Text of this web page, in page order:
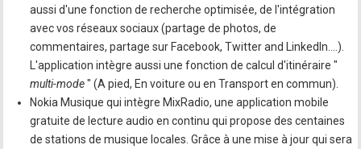
aussi d'une fonction de recherche optimisée, de l'intégration
avec vos réseaux sociaux (partage de photos, de
commentaires, partage sur Facebook, Twitter and LinkedIn….).
L'application intègre aussi une fonction de calcul d'itinéraire "
multi-mode" (A pied, En voiture ou en Transport en commun).
Nokia Musique qui intègre MixRadio, une application mobile
gratuite de lecture audio en continu qui propose des centaines
de stations de musique locales. Grâce à une mise à jour qui sera